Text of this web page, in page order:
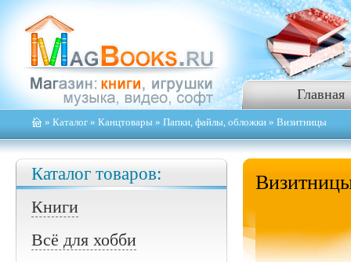
Главная
» Каталог » Канцтовары » Папки, файлы, обложки » Визитницы
Каталог товаров:
Книги
Всё для хобби